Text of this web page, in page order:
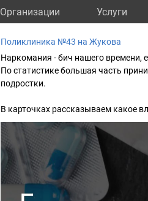
Организации Услуги
Поликлиника №43 на Жукова
Наркомания - бич нашего времени,
По статистике большая часть
подростки.
В карточках рассказываем какое